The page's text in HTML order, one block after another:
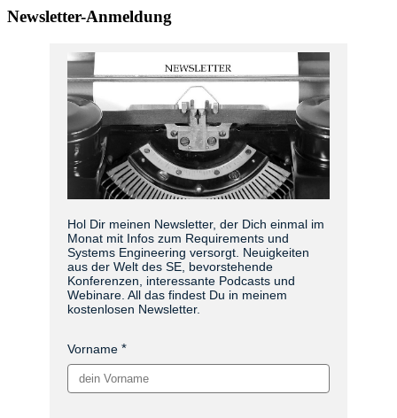
Newsletter-Anmeldung
Hol Dir meinen Newsletter, der Dich einmal im
Monat mit Infos zum Requirements und
Systems Engineering versorgt. Neuigkeiten
aus der Welt des SE, bevorstehende
Konferenzen, interessante Podcasts und
Webinare. All das findest Du in meinem
kostenlosen Newsletter.
Vorname